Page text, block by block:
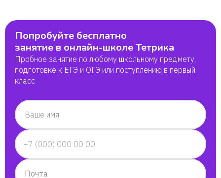
Иван
Артур
Марита
Илья
Мусума
Екатерина
Попробуйте бесплатно
занятие в онлайн-школе Тетрика
Пробное занятие по любому школьному предмету,
подготовке к ЕГЭ и ОГЭ или поступлению в первый
класс
Ваше имя
Почта